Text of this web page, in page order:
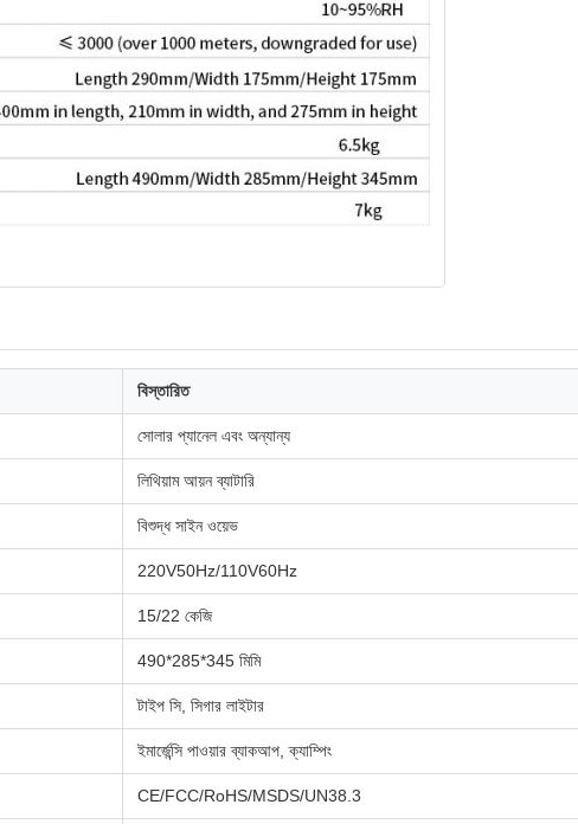
বিস্তারিত
সোলার প্যানেল এবং অন্যান্য
লিথিয়াম আয়ন ব্যাটারি
বিশুদ্ধ সাইন ওয়েভ
220V50Hz/110V60Hz
15/22 কেজি
490*285*345 মিমি
টাইপ সি, সিগার লাইটার
ইমার্জেন্সি পাওয়ার ব্যাকআপ, ক্যাম্পিং
CE/FCC/RoHS/MSDS/UN38.3